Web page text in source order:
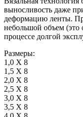
выносливость даже
деформацию ленты.
небольшой объем (это
процессе долгой
Размеры:
1,0 X 8
1,5 X 8
2,0 X 8
2,5 X 8
3,0 X 8
3,5 X 8